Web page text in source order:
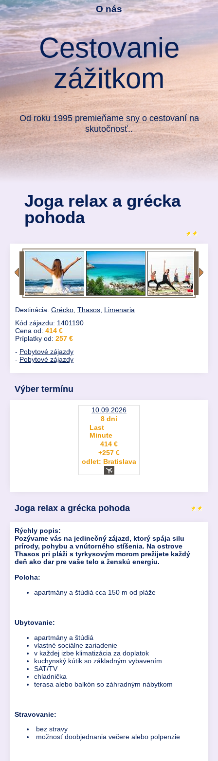
O nás
Cestovanie
zážitkom
Od roku 1995 premieňame sny o cestovaní na
skutočnosť..
Joga relax a grécka
pohoda
Destinácia: Grécko, Thasos, Limenaria
Kód zájazdu: 1401190
Cena od: 414 €
Príplatky od: 257 €
- Pobytové zájazdy
- Pobytové zájazdy
Výber termínu
10.09.2026
8 dní
Last
Minute
414 €
+257 €
odlet: Bratislava
Joga relax a grécka pohoda
Rýchly popis:
Pozývame vás na jedinečný zájazd, ktorý spája silu
prírody, pohybu a vnútorného stíšenia. Na ostrove
Thasos pri pláži s tyrkysovým morom prežijete každý
deň ako dar pre vaše telo a ženskú energiu.
Poloha:
apartmány a štúdiá cca 150 m od pláže
Ubytovanie:
apartmány a štúdiá
vlastné sociálne zariadenie
v každej izbe klimatizácia za doplatok
kuchynský kútik so základným vybavením
SAT/TV
chladnička
terasa alebo balkón so záhradným nábytkom
Stravovanie:
bez stravy
možnosť doobjednania večere alebo polpenzie